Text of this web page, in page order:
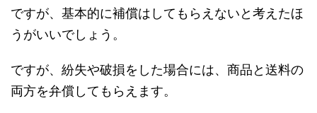
ですが、基本的に補償はしてもらえないと考えたほ
うがいいでしょう。
ですが、紛失や破損をした場合には、商品と送料の
両方を弁償してもらえます。